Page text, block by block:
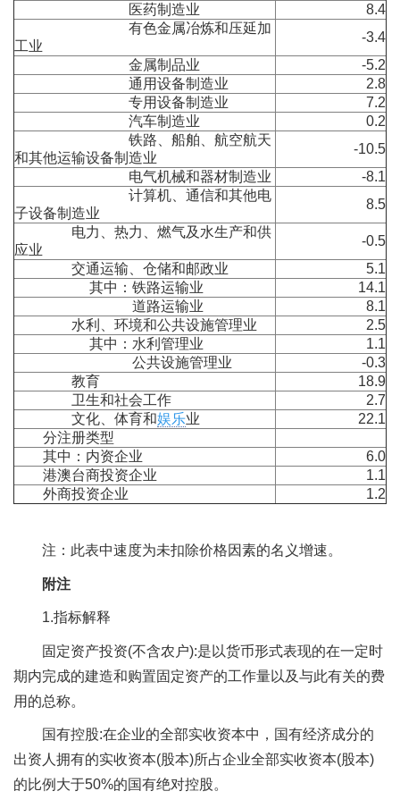
医药制造业
8.4
有色金属冶炼和压延加
工业
-3.4
金属制品业
-5.2
通用设备制造业
2.8
专用设备制造业
7.2
汽车制造业
0.2
铁路、船舶、航空航天
和其他运输设备制造业
-10.5
电气机械和器材制造业
-8.1
计算机、通信和其他电
子设备制造业
8.5
电力、热力、燃气及水生产和供
应业
-0.5
交通运输、仓储和邮政业
5.1
其中：铁路运输业
14.1
道路运输业
8.1
水利、环境和公共设施管理业
2.5
其中：水利管理业
1.1
公共设施管理业
-0.3
教育
18.9
卫生和社会工作
2.7
文化、体育和娱乐业
22.1
分注册类型
其中：内资企业
6.0
港澳台商投资企业
1.1
外商投资企业
1.2
注：此表中速度为未扣除价格因素的名义增速。
附注
1.指标解释
固定资产投资(不含农户):是以货币形式表现的在一定时
期内完成的建造和购置固定资产的工作量以及与此有关的费
用的总称。
国有控股:在企业的全部实收资本中，国有经济成分的
出资人拥有的实收资本(股本)所占企业全部实收资本(股本)
的比例大于50%的国有绝对控股。